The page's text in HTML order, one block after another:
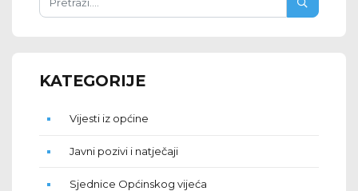
KATEGORIJE
Vijesti iz općine
Javni pozivi i natječaji
Sjednice Općinskog vijeća